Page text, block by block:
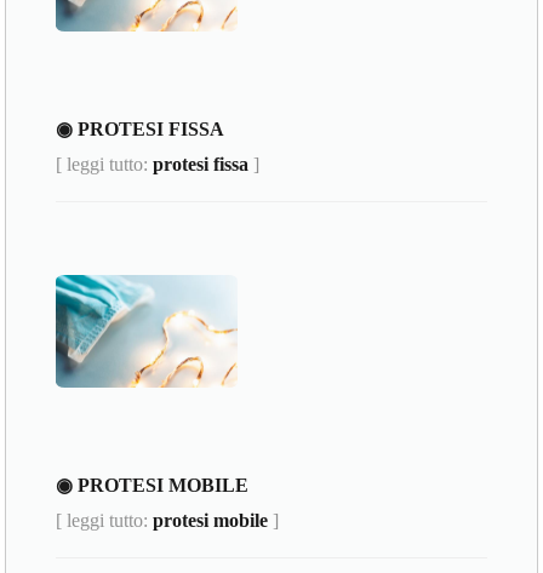
◉ PROTESI FISSA
[ leggi tutto:protesi fissa ]
◉ PROTESI MOBILE
[ leggi tutto:protesi mobile ]